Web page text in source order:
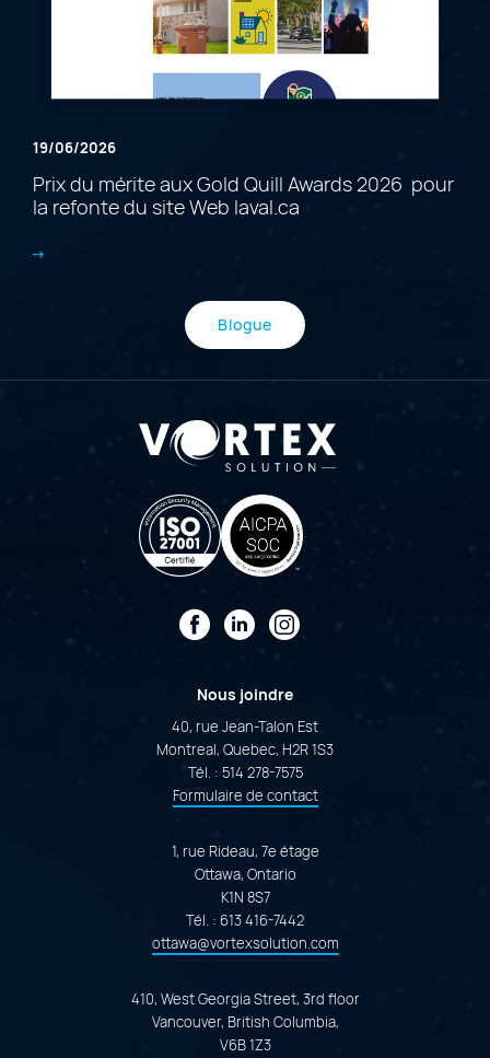
19/06/2026
Prix du mérite aux Gold Quill Awards 2026 pour
la refonte du site Web laval.ca
Blogue
FacebookLinkedIn
Instagram
Nous joindre
40, rue Jean-Talon Est
Montreal, Quebec, H2R 1S3
Tél. : 514 278-7575
Formulaire de contact
1, rue Rideau, 7e étage
Ottawa, Ontario
K1N 8S7
Tél. : 613 416-7442
ottawa@vortexsolution.com
410, West Georgia Street, 3rd floor
Vancouver, British Columbia,
V6B 1Z3